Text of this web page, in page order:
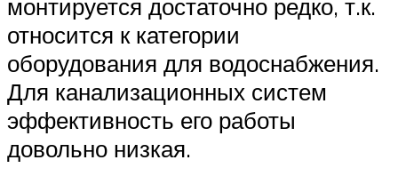
монтируется достаточно редко, т.к.
относится к категории
оборудования для водоснабжения.
Для канализационных систем
эффективность его работы
довольно низкая.